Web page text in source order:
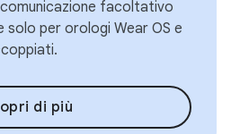
facoltativo
solo per orologi Wear OS e
di più